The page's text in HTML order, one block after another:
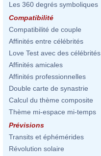
Les 360 degrés symboliques
Compatibilité
Compatibilité de couple
Affinités entre célébrités
Love Test avec des célébrités
Affinités amicales
Affinités professionnelles
Double carte de synastrie
Calcul du thème composite
Thème mi-espace mi-temps
Prévisions
Transits et éphémérides
Révolution solaire